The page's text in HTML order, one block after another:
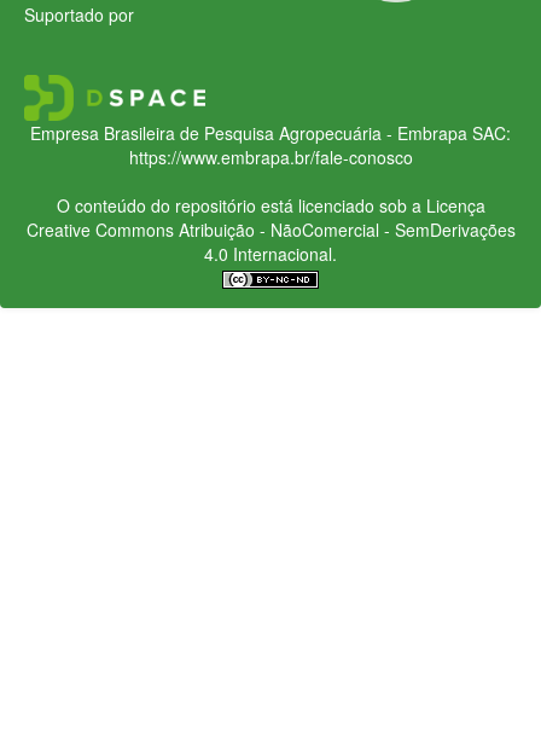
Suportado por
Empresa Brasileira de Pesquisa Agropecuária - Embrapa SAC:
https://www.embrapa.br/fale-conosco
O conteúdo do repositório está licenciado sob a Licença
Creative CommonsAtribuição - NãoComercial - SemDerivações
4.0 Internacional.